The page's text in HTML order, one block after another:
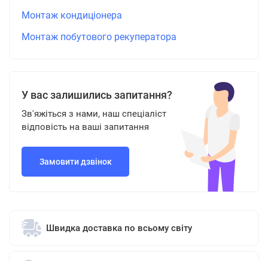
Монтаж кондиціонера
Монтаж побутового рекуператора
У вас залишились запитання?
Зв'яжіться з нами, наш спеціаліст
відповість на ваші запитання
Замовити дзвінок
Швидка доставка по всьому світу